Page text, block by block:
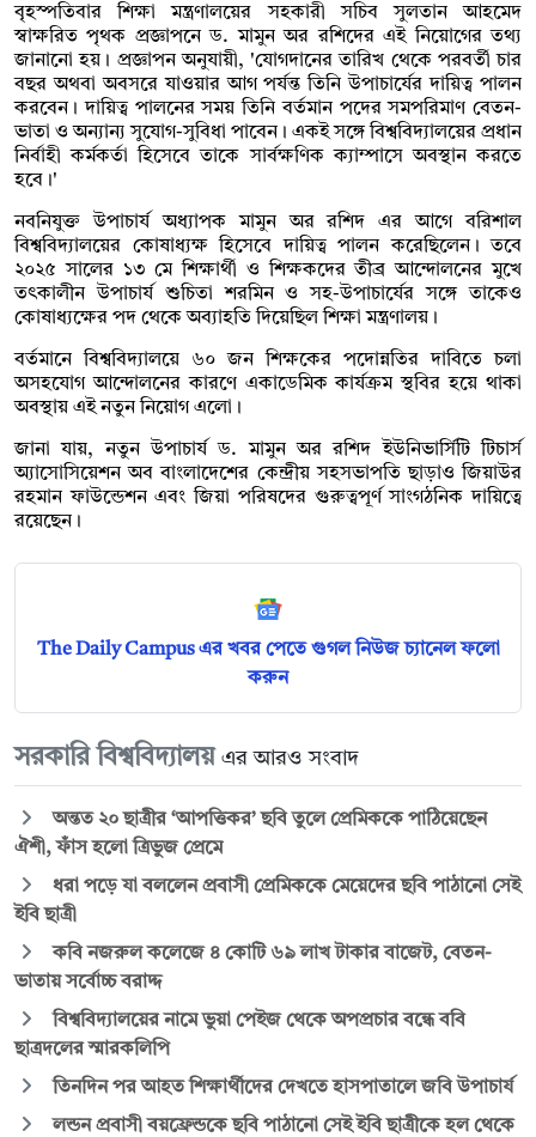
বৃহস্পতিবার শিক্ষা মন্ত্রণালয়ের সহকারী সচিব সুলতান আহমেদ
স্বাক্ষরিত পৃথক প্রজ্ঞাপনে ড. মামুন অর রশিদের এই নিয়োগের তথ্য
জানানো হয়। প্রজ্ঞাপন অনুযায়ী, 'যোগদানের তারিখ থেকে পরবর্তী চার
বছর অথবা অবসরে যাওয়ার আগ পর্যন্ত তিনি উপাচার্যের দায়িত্ব পালন
করবেন। দায়িত্ব পালনের সময় তিনি বর্তমান পদের সমপরিমাণ বেতন-
ভাতা ও অন্যান্য সুযোগ-সুবিধা পাবেন। একই সঙ্গে বিশ্ববিদ্যালয়ের প্রধান
নির্বাহী কর্মকর্তা হিসেবে তাকে সার্বক্ষণিক ক্যাম্পাসে অবস্থান করতে
হবে।'
নবনিযুক্ত উপাচার্য অধ্যাপক মামুন অর রশিদ এর আগে বরিশাল
বিশ্ববিদ্যালয়ের কোষাধ্যক্ষ হিসেবে দায়িত্ব পালন করেছিলেন। তবে
২০২৫ সালের ১৩ মে শিক্ষার্থী ও শিক্ষকদের তীব্র আন্দোলনের মুখে
তৎকালীন উপাচার্য শুচিতা শরমিন ও সহ-উপাচার্যের সঙ্গে তাকেও
কোষাধ্যক্ষের পদ থেকে অব্যাহতি দিয়েছিল শিক্ষা মন্ত্রণালয়।
বর্তমানে বিশ্ববিদ্যালয়ে ৬০ জন শিক্ষকের পদোন্নতির দাবিতে চলা
অসহযোগ আন্দোলনের কারণে একাডেমিক কার্যক্রম স্থবির হয়ে থাকা
অবস্থায় এই নতুন নিয়োগ এলো।
জানা যায়, নতুন উপাচার্য ড. মামুন অর রশিদ ইউনিভার্সিটি টিচার্স
অ্যাসোসিয়েশন অব বাংলাদেশের কেন্দ্রীয় সহসভাপতি ছাড়াও জিয়াউর
রহমান ফাউন্ডেশন এবং জিয়া পরিষদের গুরুত্বপূর্ণ সাংগঠনিক দায়িত্বে
রয়েছেন।
The Daily Campus এর খবর পেতে গুগল নিউজ চ্যানেল ফলো
করুন
সরকারি বিশ্ববিদ্যালয় এর আরও সংবাদ
অন্তত ২০ ছাত্রীর ‘আপত্তিকর’ ছবি তুলে প্রেমিককে পাঠিয়েছেন
ঐশী, ফাঁস হলো ত্রিভুজ প্রেমে
ধরা পড়ে যা বললেন প্রবাসী প্রেমিককে মেয়েদের ছবি পাঠানো সেই
ইবি ছাত্রী
কবি নজরুল কলেজে ৪ কোটি ৬৯ লাখ টাকার বাজেট, বেতন-
ভাতায় সর্বোচ্চ বরাদ্দ
বিশ্ববিদ্যালয়ের নামে ভুয়া পেইজ থেকে অপপ্রচার বন্ধে ববি
ছাত্রদলের স্মারকলিপি
তিনদিন পর আহত শিক্ষার্থীদের দেখতে হাসপাতালে জবি উপাচার্য
লন্ডন প্রবাসী বয়ফ্রেন্ডকে ছবি পাঠানো সেই ইবি ছাত্রীকে হল থেকে